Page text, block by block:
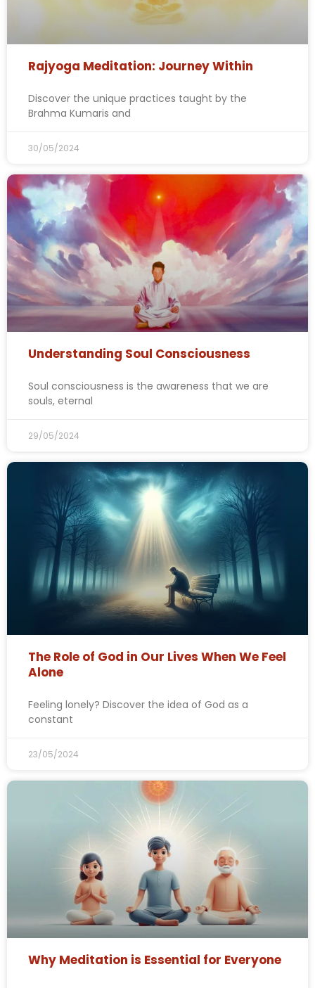
Rajyoga Meditation: Journey Within
Discover the unique practices taught by the
Brahma Kumaris and
30/05/2024
Understanding Soul Consciousness
Soul consciousness is the awareness that we are
souls, eternal
29/05/2024
The Role of God in Our Lives When We Feel
Alone
Feeling lonely? Discover the idea of God as a
constant
23/05/2024
Why Meditation is Essential for Everyone